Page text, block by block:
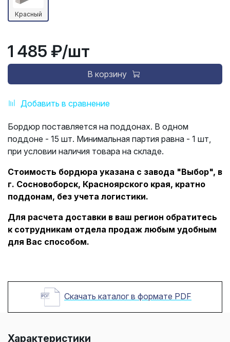
Добавить в сравнение
Красный
1 485 ₽/шт
В корзину
Бордюр поставляется на поддонах. В одном
поддоне - 15 шт. Минимальная партия равна - 1 шт,
при условии наличия товара на складе.
Стоимость бордюра указана с завода "Выбор", в
г. Сосновоборск, Красноярского края, кратно
поддонам, без учета логистики.
Для расчета доставки в ваш регион обратитесь
к сотрудникам отдела продаж любым удобным
для Вас способом.
Скачать каталог в формате PDF
Характеристики